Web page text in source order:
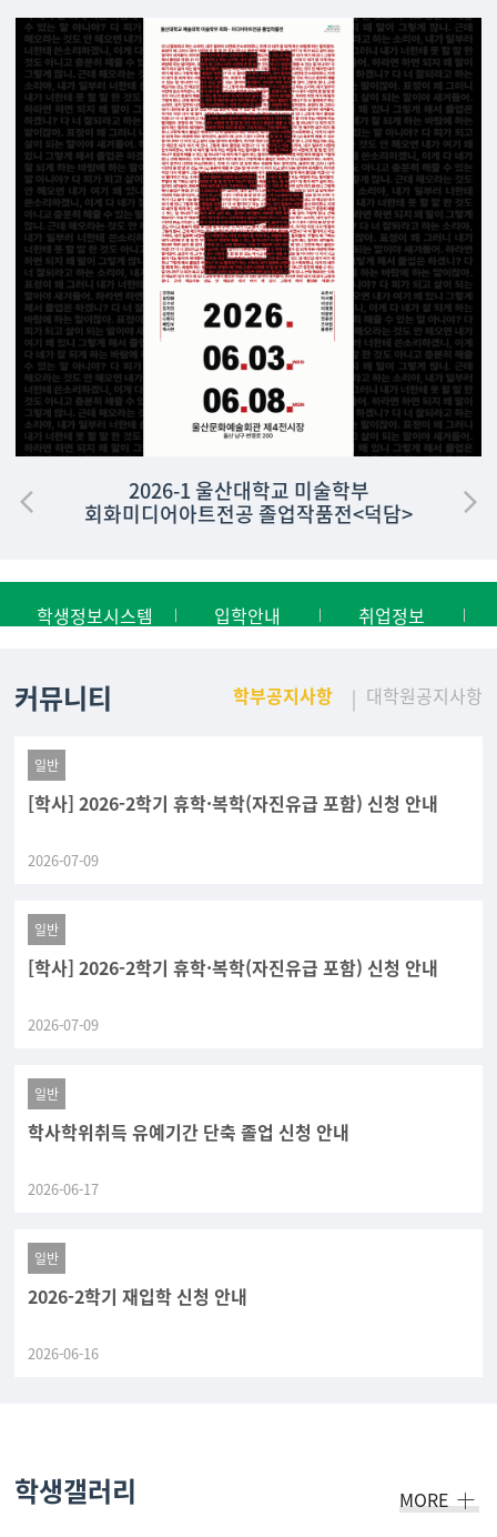
2026-1 울산대학교 미술학부
회화미디어아트전공 졸업작품전<덕담>
학생정보시스템 입학안내 취업정보
커뮤니티 학부공지사항 대학원공지사항
일반
[학사] 2026-2학기 휴학·복학(자진유급 포함) 신청 안내
2026-07-09
일반
[학사] 2026-2학기 휴학·복학(자진유급 포함) 신청 안내
2026-07-09
일반
학사학위취득 유예기간 단축 졸업 신청 안내
2026-06-17
일반
2026-2학기 재입학 신청 안내
2026-06-16
학생갤러리 MORE